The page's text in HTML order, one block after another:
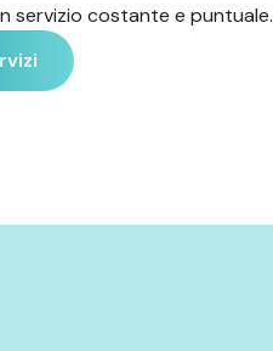
servizio costante e puntuale.